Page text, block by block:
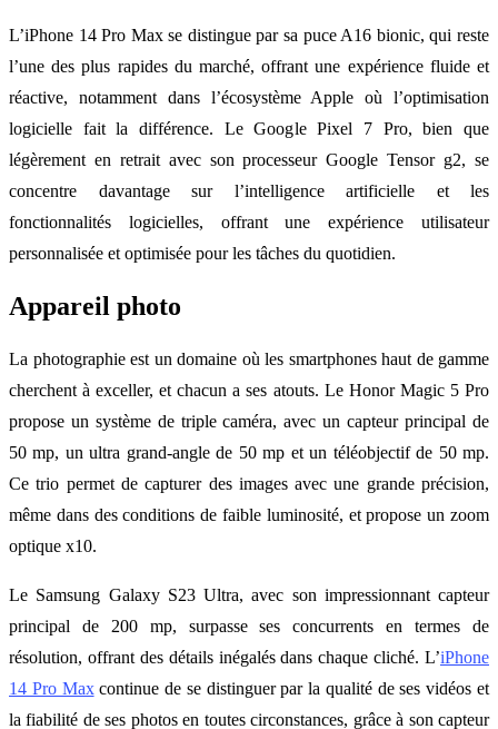
L’iPhone 14 Pro Max se distingue par sa puce A16 bionic, qui reste
l’une des plus rapides du marché, offrant une expérience fluide et
réactive, notamment dans l’écosystème Apple où l’optimisation
logicielle fait la différence. Le Google Pixel 7 Pro, bien que
légèrement en retrait avec son processeur Google Tensor g2, se
concentre davantage sur l’intelligence artificielle et les
fonctionnalités logicielles, offrant une expérience utilisateur
personnalisée et optimisée pour les tâches du quotidien.
Appareil photo
La photographie est un domaine où les smartphones haut de gamme
cherchent à exceller, et chacun a ses atouts. Le Honor Magic 5 Pro
propose un système de triple caméra, avec un capteur principal de
50 mp, un ultra grand-angle de 50 mp et un téléobjectif de 50 mp.
Ce trio permet de capturer des images avec une grande précision,
même dans des conditions de faible luminosité, et propose un zoom
optique x10.
Le Samsung Galaxy S23 Ultra, avec son impressionnant capteur
principal de 200 mp, surpasse ses concurrents en termes de
résolution, offrant des détails inégalés dans chaque cliché. L’iPhone
14 Pro Maxcontinue de se distinguer par la qualité de ses vidéos et
la fiabilité de ses photos en toutes circonstances, grâce à son capteur